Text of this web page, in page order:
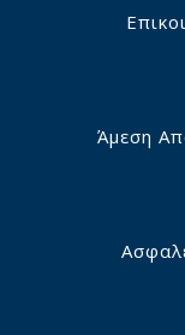
Άμεση